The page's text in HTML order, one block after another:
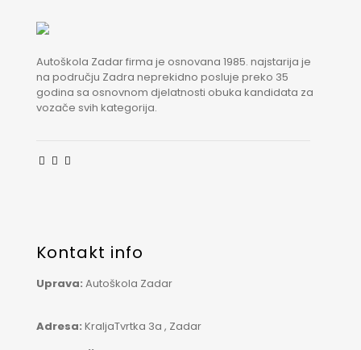
Autoškola Zadar firma je osnovana 1985. najstarija je
na području Zadra neprekidno posluje preko 35
godina sa osnovnom djelatnosti obuka kandidata za
vozače svih kategorija.
Kontakt info
Uprava: Autoškola Zadar
Adresa: KraljaTvrtka 3a , Zadar